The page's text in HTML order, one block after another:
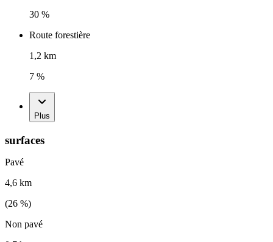
30 %
Route forestière
1,2 km
7 %
Plus
surfaces
Pavé
4,6 km
(26 %)
Non pavé